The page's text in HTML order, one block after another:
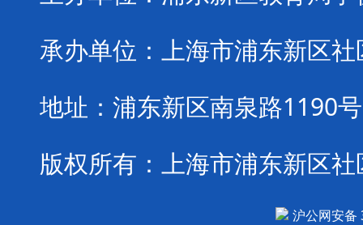
承办单位： 上海市浦东新区
地址： 浦东新区南泉路1190号
版权所有： 上海市浦东新区
沪公网安备